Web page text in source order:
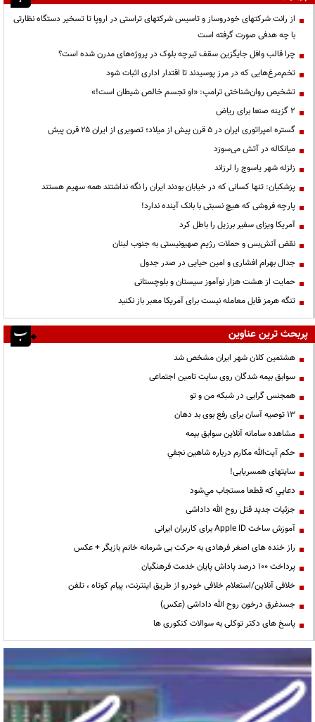
از رانت‌ شرکتهای خودروساز و تاسیس شرکتهای تراستی در اروپا تا تسخیر دستگاه نظارتی
با چه هدفی صورت گرفته است
چرا قالب وافل جایگزین سقف تیرچه بلوک در پروژه‌های مدرن شده است؟
تخم‌مرغ‌هایی که در مرز پوسیدند تا اقتدار اداری اثبات شود
تشخیص روان‌شناختی ترامپ: «او تجسم خالص شیطان است!»
۲ گزینه صنعا برای ریاض
گستره امپراتوری ایران در ۵ قرن پیش از میلاد؛ تصویری از ایران ۲۵ قرن پیش
میانکاله در آتش می‌سوزد
زلزله شهر یاسوج را لرزاند
پزشکیان: تنها کسانی که در خیابان بودند ایران را نگه نداشتند همه سهیم هستند
پارچه فروشی که هیچ نسبتی با بانک آینده ندارد!
آمریکا ویزای سفیر برزیل را باطل کرد
نقض آتش‌بس و حملات رژیم صهیونیستی به جنوب لبنان
جدال بهرام افشاری و امین حیایی در صدر جدول
حمایت از هشت هزار نوآموز سیستان و بلوچستانی
تنگه هرمز قابل معامله نیست برای آمریکا معبر باز نکنید
پربحث ترین عناوین
هشتمین کلان شهر ایران مشخص شد
سوابق بیمه شدگان روی سایت تامین اجتماعی
همجنس گرایی در شبکه من و تو
13 توصیه آسان برای رفع بوی بد دهان
مشاهده سامانه آنلاين سوابق بیمه
حكم آيت‌الله مكارم درباره شاهين نجفي
سایتهای همسریابی!
دعايي كه قطعا مستجاب مي‌شود
جزئیات جدید قتل روح الله داداشی
آموزش ساخت Apple ID برای کاربران ایرانی
راز خنده های اصغر فرهادی به حرکت بی شرمانه خانم بازیگر + عکس
پرداخت ۱۰۰ درصد پاداش پایان خدمت فرهنگیان
خلافی آنلاین/استعلام خلافی خودرو از طریق اینترنت، پیام کوتاه ، تلفن
جسدغرق درخون روح الله داداشی (عکس)
پاسخ های دکتر توکلی به سوالات کنکوری ها